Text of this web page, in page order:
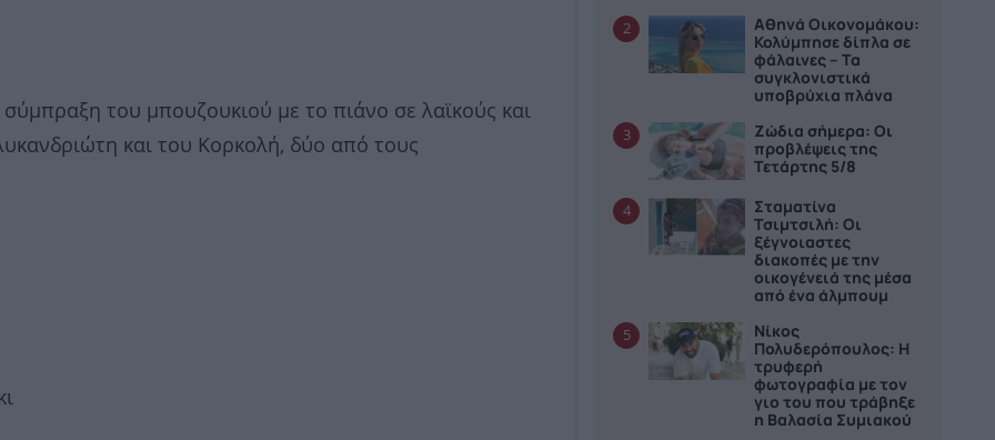
του μπουζουκιού με το πιάνο σε λαϊκούς και
και του Κορκολή, δύο από τους
2
Αθηνά Οικονομάκου:
Κολύμπησε δίπλα σε
φάλαινες – Τα
συγκλονιστικά
υποβρύχια πλάνα
3
Ζώδια σήμερα: Οι
προβλέψεις της
Τετάρτης 5/8
4
Σταματίνα
Τσιμτσιλή: Οι
ξέγνοιαστες
διακοπές με την
οικογένειά της μέσα
από ένα άλμπουμ
5
Νίκος
Πολυδερόπουλος: Η
τρυφερή
φωτογραφία με τον
γιο του που τράβηξε
η Βαλασία Συμιακού